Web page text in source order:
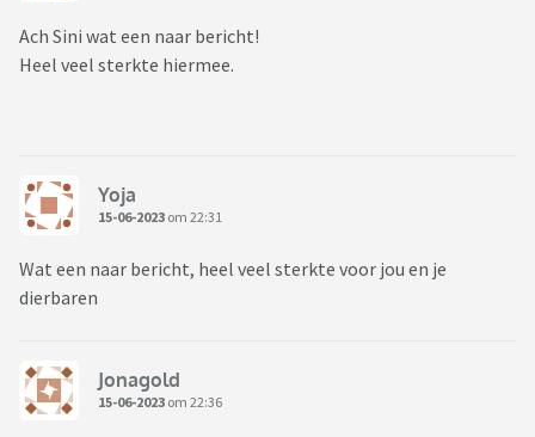
Ach Sini wat een naar bericht!
Heel veel sterkte hiermee.
Yoja
15-06-2023 om 22:31
Wat een naar bericht, heel veel sterkte voor jou en je
dierbaren
Jonagold
15-06-2023 om 22:36